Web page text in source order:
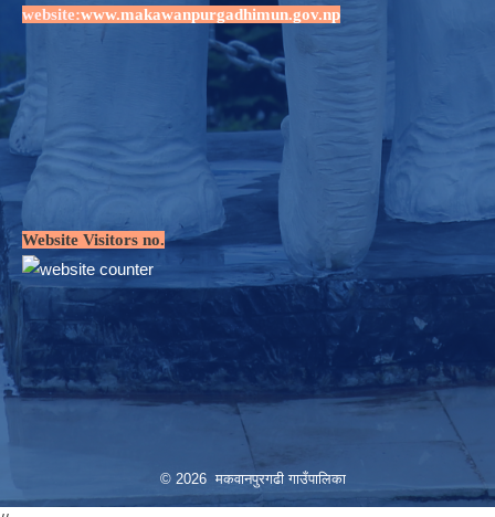
website:www.makawanpurgadhimun.gov.np
Website Visitors no.
© 2026 मकवानपुरगढी गाउँपालिका